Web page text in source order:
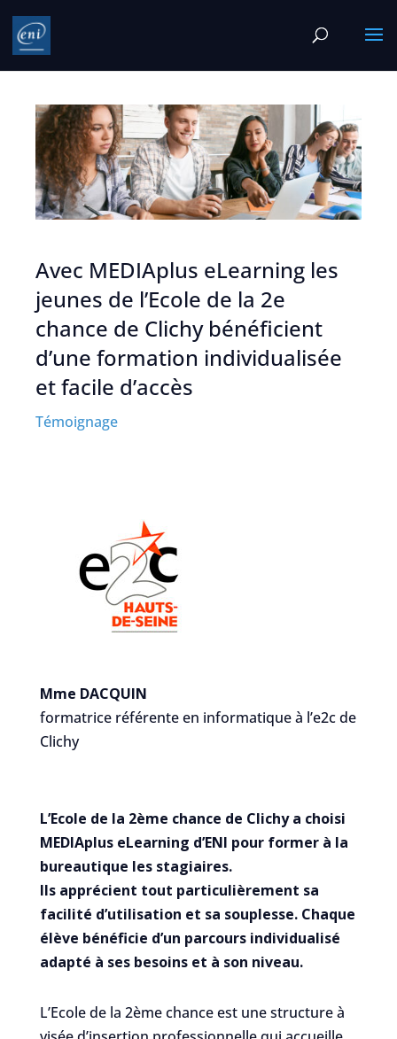
Avec MEDIAplus eLearning les
jeunes de l’Ecole de la 2e
chance de Clichy bénéficient
d’une formation individualisée
et facile d’accès
Témoignage
Mme DACQUIN
formatrice référente en informatique à l’e2c de
Clichy
L’Ecole de la 2ème chance de Clichy a choisi
MEDIAplus eLearning d’ENI pour former à la
bureautique les stagiaires.
Ils apprécient tout particulièrement sa
facilité d’utilisation et sa souplesse. Chaque
élève bénéficie d’un parcours individualisé
adapté à ses besoins et à son niveau.
L’Ecole de la 2ème chance est une structure à